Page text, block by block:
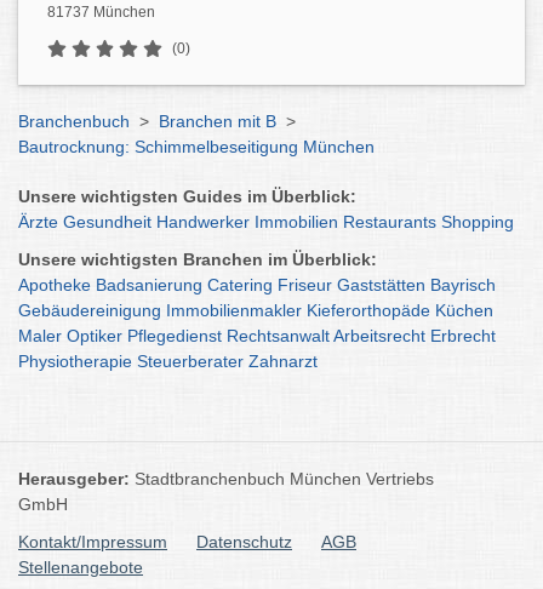
81737 München
(0)
Branchenbuch > Branchen mit B >
Bautrocknung: Schimmelbeseitigung München
Unsere wichtigsten Guides im Überblick:
Ärzte Gesundheit Handwerker Immobilien Restaurants Shopping
Unsere wichtigsten Branchen im Überblick:
Apotheke Badsanierung Catering Friseur Gaststätten Bayrisch
Gebäudereinigung Immobilienmakler Kieferorthopäde Küchen
Maler Optiker Pflegedienst RechtsanwaltArbeitsrecht Erbrecht
Physiotherapie Steuerberater Zahnarzt
Herausgeber: Stadtbranchenbuch München Vertriebs
GmbH
Kontakt/Impressum
Datenschutz
AGB
Stellenangebote